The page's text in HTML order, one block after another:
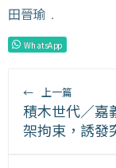
田晉瑜 ﹒
WhatsApp
← 上一篇
積木世代／嘉
架拘束，誘發